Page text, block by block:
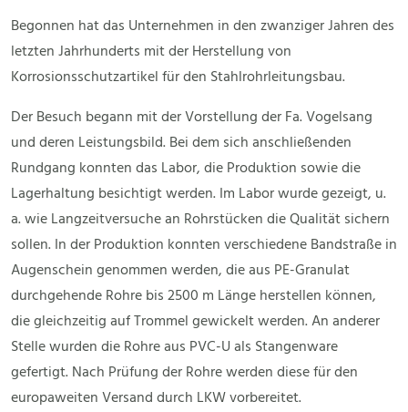
Begonnen hat das Unternehmen in den zwanziger Jahren des
letzten Jahrhunderts mit der Herstellung von
Korrosionsschutzartikel für den Stahlrohrleitungsbau.
Der Besuch begann mit der Vorstellung der Fa. Vogelsang
und deren Leistungsbild. Bei dem sich anschließenden
Rundgang konnten das Labor, die Produktion sowie die
Lagerhaltung besichtigt werden. Im Labor wurde gezeigt, u.
a. wie Langzeitversuche an Rohrstücken die Qualität sichern
sollen. In der Produktion konnten verschiedene Bandstraße in
Augenschein genommen werden, die aus PE-Granulat
durchgehende Rohre bis 2500 m Länge herstellen können,
die gleichzeitig auf Trommel gewickelt werden. An anderer
Stelle wurden die Rohre aus PVC-U als Stangenware
gefertigt. Nach Prüfung der Rohre werden diese für den
europaweiten Versand durch LKW vorbereitet.